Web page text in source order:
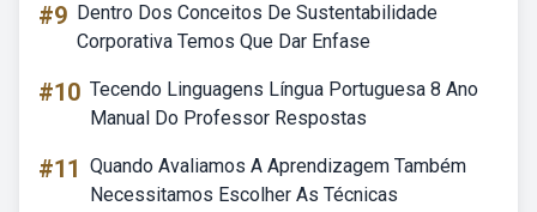
#9 Dentro Dos Conceitos De Sustentabilidade
Corporativa Temos Que Dar Enfase
#10 Tecendo Linguagens Língua Portuguesa 8 Ano
Manual Do Professor Respostas
#11 Quando Avaliamos A Aprendizagem Também
Necessitamos Escolher As Técnicas